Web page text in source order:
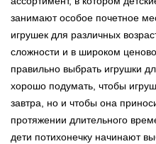
занимают особое почетное
игрушек для различных
сложности и в широком
правильно выбрать игрушки
хорошо подумать, чтобы
завтра, но и чтобы она
протяжении длительного
дети потихонечку начинают